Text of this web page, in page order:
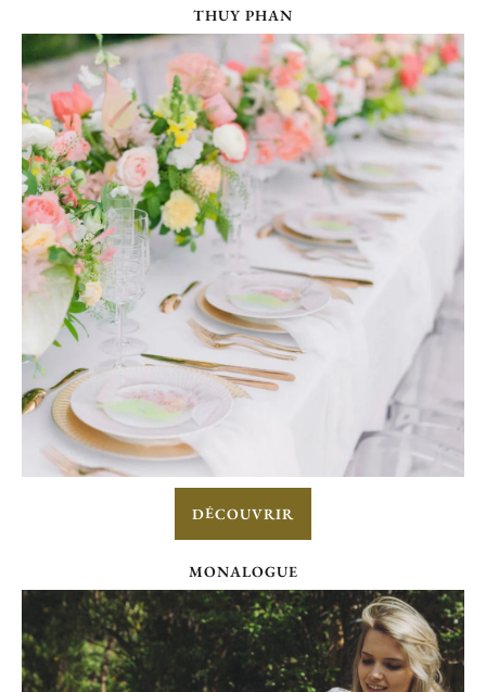
THUY PHAN
DÉCOUVRIR
MONALOGUE